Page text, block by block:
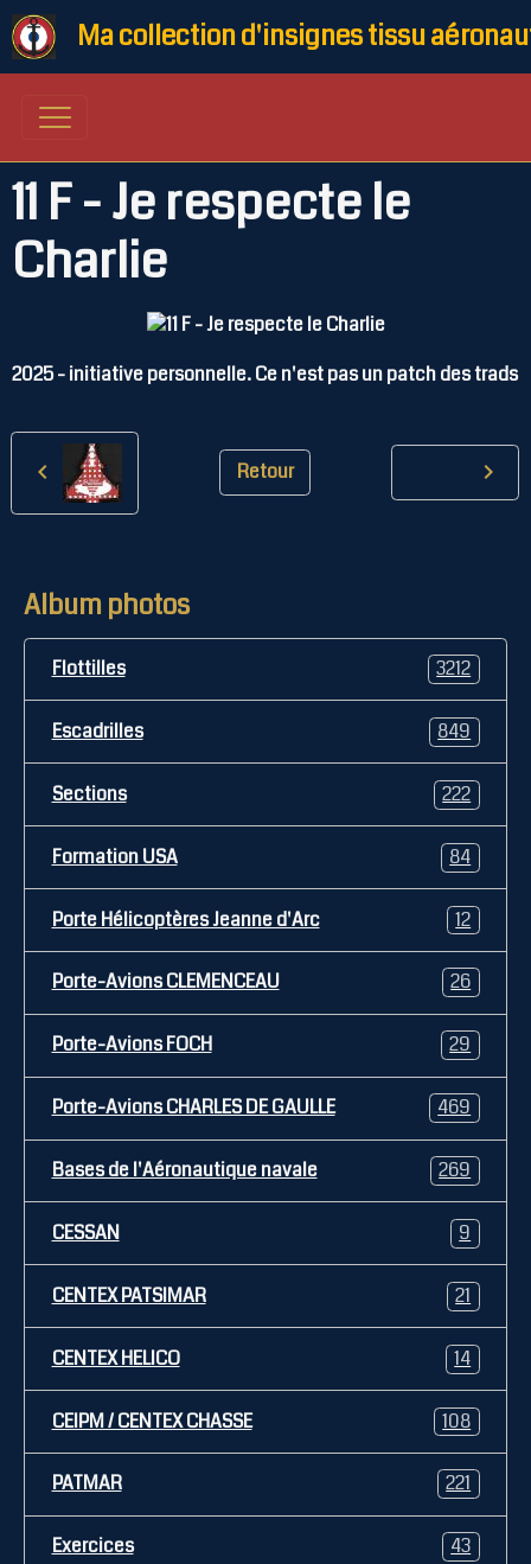
Ma collection d'insignes tissu
11 F - Je respecte le
Charlie
2025 - initiative personnelle. Ce n'est pas un patch des trads
Retour
Album photos
Flottilles 3212
Escadrilles 849
Sections 222
Formation USA 84
Porte Hélicoptères Jeanne d'Arc 12
Porte-Avions CLEMENCEAU 26
Porte-Avions FOCH 29
Porte-Avions CHARLES DE GAULLE 469
Bases de l'Aéronautique navale 269
CESSAN 9
CENTEX PATSIMAR 21
CENTEX HELICO 14
CEIPM / CENTEX CHASSE 108
PATMAR 221
Exercices 43